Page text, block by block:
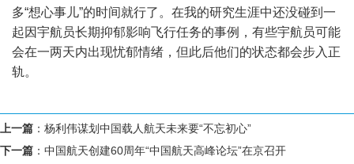
多“想心事儿”的时间就行了。在我的研究生涯中还没碰到一
起因宇航员长期抑郁影响飞行任务的事例，有些宇航员可能
会在一两天内出现忧郁情绪，但此后他们的状态都会步入正
轨。
上一篇 ： 杨利伟谋划中国载人航天未来要“不忘初心”
下一篇 ： 中国航天创建60周年“中国航天高峰论坛”在京召开